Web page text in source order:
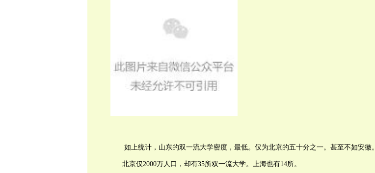
如上统计，山东的双一流大学密度，最低。仅为北京的五十分之一。甚至不如安徽。
北京仅2000万人口，却有35所双一流大学。上海也有14所。